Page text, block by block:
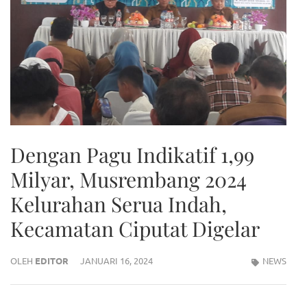
Dengan Pagu Indikatif 1,99
Milyar, Musrembang 2024
Kelurahan Serua Indah,
Kecamatan Ciputat Digelar
OLEH EDITOR JANUARI 16, 2024 NEWS